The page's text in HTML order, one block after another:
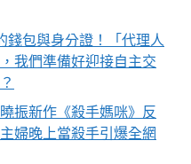
錢包與身分證！「代理人
我們準備好迎接自主交
振新作《殺手媽咪》反
婦晚上當殺手引爆全網